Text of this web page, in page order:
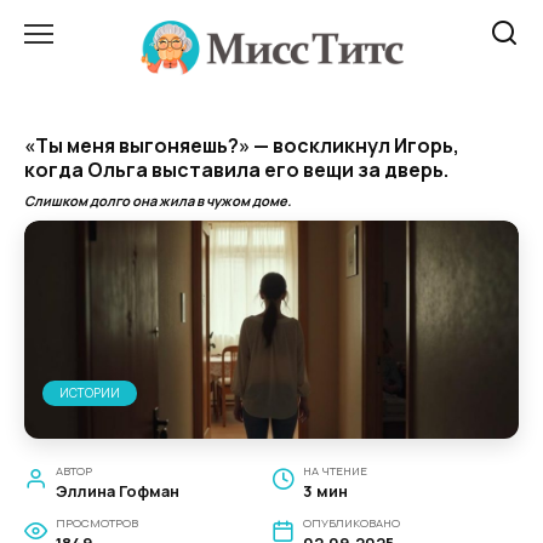
«Ты меня выгоняешь?» — воскликнул Игорь,
когда Ольга выставила его вещи за дверь.
Слишком долго она жила в чужом доме.
ИСТОРИИ
АВТОР
Эллина Гофман
НА ЧТЕНИЕ
3 мин
ПРОСМОТРОВ ОПУБЛИКОВАНО